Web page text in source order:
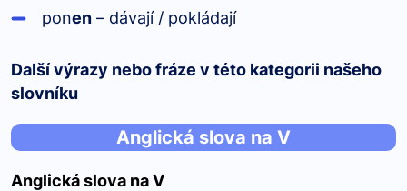
ponen – dávají / pokládají
Další výrazy nebo fráze v této kategorii našeho
slovníku
Anglická slova na V
Anglická slova na V